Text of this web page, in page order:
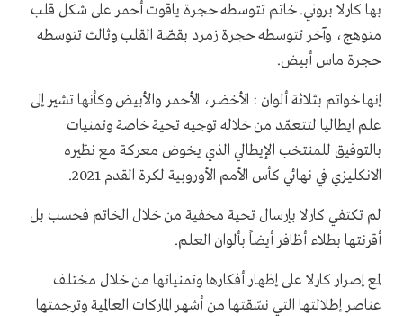
بها كارلا بروني. خاتم تتوسطه حجرة ياقوت أحمر على شكل قلب
متوهج، وآخر تتوسطه حجرة زمرد بقصّة القلب وثالث تتوسطه
حجرة ماس أبيض.
إنها خواتم بثلاثة ألوان : الأخضر، الأحمر والأبيض وكأنها تشير إلى
علم ايطاليا لتتعمّد من خلاله توجيه تحية خاصة وتمنيات
بالتوفيق للمنتخب الإيطالي الذي يخوض معركة مع نظيره
الانكليزي في نهائي كأس الأمم الأوروبية لكرة القدم 2021.
لم تكتفي كارلا بإرسال تحية مخفية من خلال الخاتم فحسب بل
أقرنتها بطلاء أظافر أيضاً بألوان العلم.
لمع إصرار كارلا على إظهار أفكارها وتمنياتها من خلال مختلف
عناصر إطلالتها التي نسّقتها من أشهر الماركات العالمية وترجمتها